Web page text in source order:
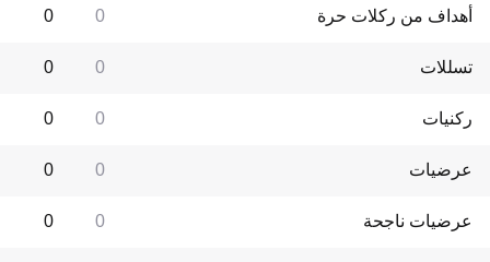
أهداف من ركلات حرة 0
0
تسللات 0
0
ركنيات 0
0
عرضيات 0
0
عرضيات ناجحة 0
0